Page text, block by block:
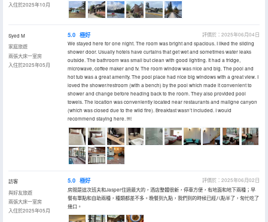
入住於2025年10月
Syed M
家庭旅遊
兩張大床一室房
入住於2025年05月
5.0 極好
評價於：2025年06月04日
We stayed here for one night. The room was bright and spacious. I liked the sliding
shower door. Usually hotels have curtains that get wet and sometimes water leaks
outside. The bathroom was small but clean with good lighting. It had a fridge,
microwave, coffee maker and tv. The room window was nice and big. The pool and
hot tub was a great amenity. The pool place had nice big windows with a great view. I
loved the shower/restroom (with a bench) by the pool which made it convenient to
shower and change before heading back to the room. They also provided pool
towels. The location was conveniently located near restaurants and maligne canyon
(which was closed due to the wild fire). Breakfast wasn’t included. I would
recommend staying here. ￼
訪客
與好友旅遊
兩張大床一室房
入住於2025年05月
5.0 極好
評價於：2025年06月02日
房間是這次班夫和Jasper住過最大的，酒店整體很新，停車方便，有地面和地下兩種；早
餐有單點和自助兩種，種類都差不多。晚餐到九點，我們到的時候已經八點半了，匆忙吃了
幾口。